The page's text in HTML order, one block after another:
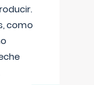
como